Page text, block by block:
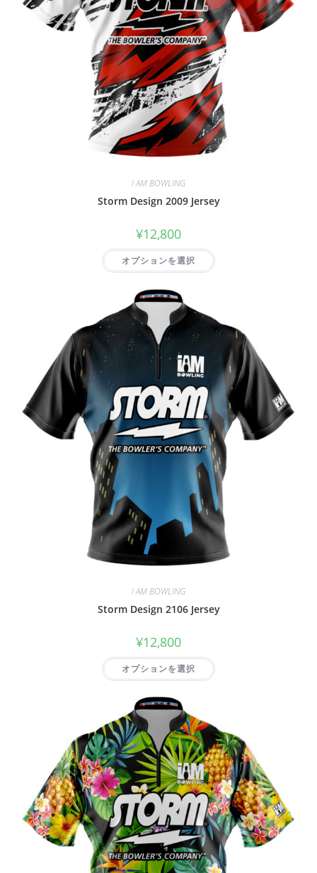
I AM BOWLING
Storm Design 2009 Jersey
¥12,800
オプションを選択
I AM BOWLING
Storm Design 2106 Jersey
¥12,800
オプションを選択